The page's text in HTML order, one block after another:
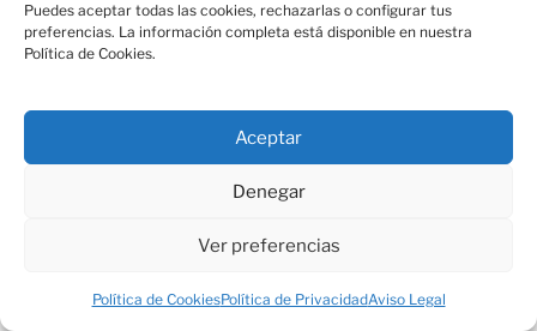
Puedes aceptar todas las cookies, rechazarlas o configurar tus
preferencias. La información completa está disponible en nuestra
Política de Cookies.
Aceptar
Denegar
Ver preferencias
Política de CookiesPolítica de PrivacidadAviso Legal